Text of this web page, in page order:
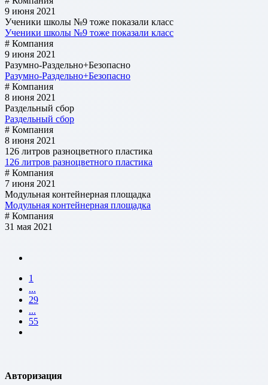
9 июня 2021
Ученики школы №9 тоже показали класс
Ученики школы №9 тоже показали класс
# Компания
9 июня 2021
Разумно-Раздельно+Безопасно
Разумно-Раздельно+Безопасно
# Компания
8 июня 2021
Раздельный сбор
Раздельный сбор
# Компания
8 июня 2021
126 литров разноцветного пластика
126 литров разноцветного пластика
# Компания
7 июня 2021
Модульная контейнерная площадка
Модульная контейнерная площадка
# Компания
31 мая 2021
1
...
29
...
55
Авторизация